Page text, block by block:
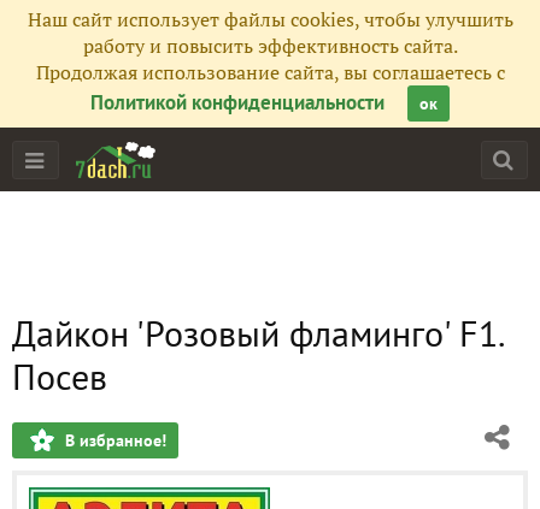
Наш сайт использует файлы cookies, чтобы улучшить
работу и повысить эффективность сайта.
Продолжая использование сайта, вы соглашаетесь с
Политикой конфиденциальности
ок
Дайкон 'Розовый фламинго' F1.
Посев
В избранное!